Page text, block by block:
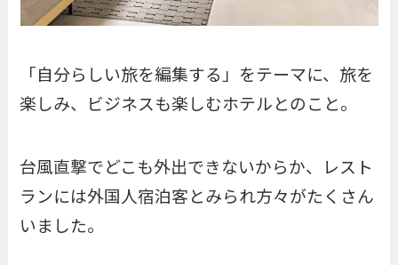
「自分らしい旅を編集する」をテーマに、旅を
楽しみ、ビジネスも楽しむホテルとのこと。
台風直撃でどこも外出できないからか、レスト
ランには外国人宿泊客とみられ方々がたくさん
いました。